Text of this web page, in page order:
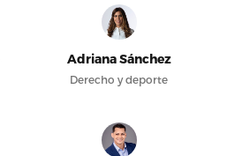
Adriana Sánchez
Derecho y deporte